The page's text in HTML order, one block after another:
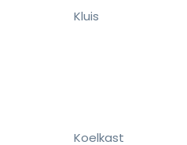
Kluis
Koelkast